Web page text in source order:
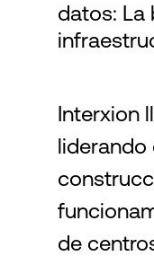
Acerca de
Login
datos: La
Interxion
liderando
de